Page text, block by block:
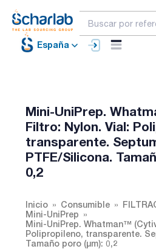
España
Mini-UniPrep.
Filtro: Nylon. Vial:
transparente.
PTFE/Silicona.
0,2
Inicio Consumible
Mini-UniPrep
Mini-UniPrep. Whatman™
Polipropileno, transparente.
Tamaño poro (µm): 0,2